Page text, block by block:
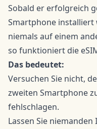
Sobald er erfolgreich
Smartphone installiert
niemals auf einem
so funktioniert die
Das bedeutet:
Versuchen Sie nicht,
zweiten Smartphone
fehlschlagen.
Lassen Sie